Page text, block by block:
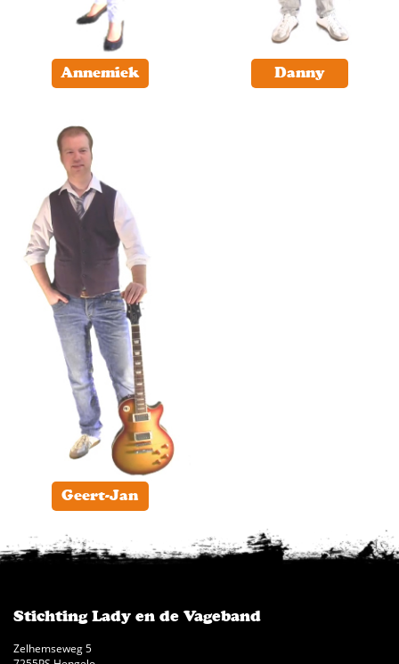
Annemiek Danny
Geert-Jan
Stichting Lady en de Vageband
Zelhemseweg 5